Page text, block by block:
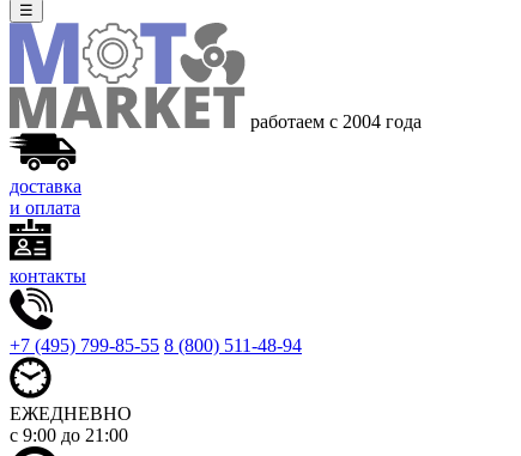
☰
работаем с 2004 года
доставка
и оплата
контакты
+7 (495) 799-85-55 8 (800) 511-48-94
ЕЖЕДНЕВНО
с 9:00 до 21:00